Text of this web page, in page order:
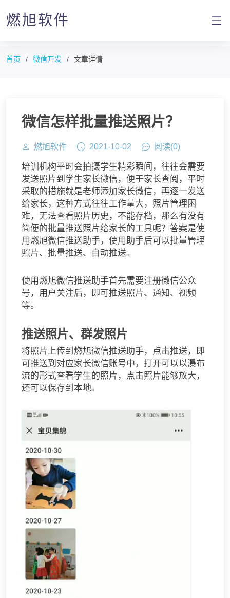
燃旭软件
首页 微信开发 文章详情
微信怎样批量推送照片？
燃旭软件 2021-10-02 阅读(0)
培训机构平时会拍摄学生精彩瞬间，往往会需要
发送照片到学生家长微信，便于家长查阅，平时
采取的措施就是老师添加家长微信，再逐一发送
给家长，这种方式往往工作量大，照片管理困
难，无法查看照片历史，不能存档，那么有没有
简便的批量推送照片给家长的工具呢？答案是使
用燃旭微信推送助手，使用助手后可以批量管理
照片、批量推送、自动推送。
使用燃旭微信推送助手首先需要注册微信公众
号，用户关注后，即可推送照片、通知、视频
等。
推送照片、群发照片
将照片上传到燃旭微信推送助手，点击推送，即
可推送到对应家长微信账号中，打开可以以瀑布
流的形式查看学生的照片，点击照片能够放大，
还可以保存到本地。